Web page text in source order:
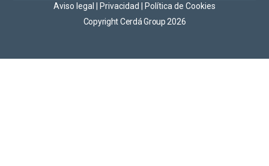
Copyright Cerdá Group 2026
Aviso legal Privacidad Política de Cookies